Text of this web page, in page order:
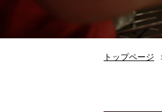
トップページ